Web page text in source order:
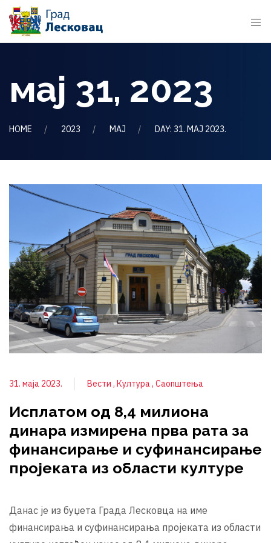
мај 31, 2023
HOME 2023 МАЈ DAY: 31. МАЈ 2023.
31. маја 2023. Вести Култура Саопштења
Исплатом од 8,4 милиона
динара измирена прва рата за
финансирање и суфинансирање
пројеката из области културе
Данас је из буџета Града Лесковца на име
финансирања и суфинансирања пројеката из области